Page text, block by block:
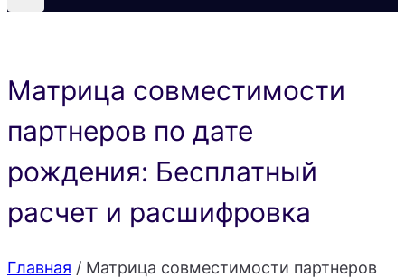
Матрица совместимости
партнеров по дате
рождения: Бесплатный
расчет и расшифровка
Главная / Матрица совместимости партнеров